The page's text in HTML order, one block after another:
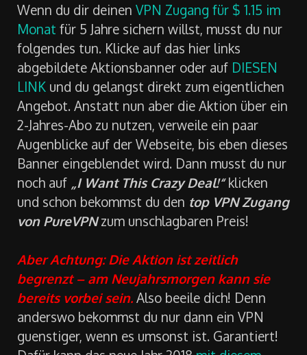
Wenn du dir deinen VPN Zugang für $ 1.15 im
Monat für 5 Jahre sichern willst, musst du nur
folgendes tun. Klicke auf das hier links
abgebildete Aktionsbanner oder auf DIESEN
LINK und du gelangst direkt zum eigentlichen
Angebot. Anstatt nun aber die Aktion über ein
2-Jahres-Abo zu nutzen, verweile ein paar
Augenblicke auf der Webseite, bis eben dieses
Banner eingeblendet wird. Dann musst du nur
noch auf
„I Want This Crazy Deal!“klicken
und schon bekommst du den top VPN Zugang
von PureVPNzum unschlagbaren Preis!
Aber Achtung: Die Aktion ist zeitlich
begrenzt – am Neujahrsmorgen kann sie
bereits vorbei sein. Also beeile dich! Denn
anderswo bekommst du nur dann ein VPN
guenstiger, wenn es umsonst ist. Garantiert!